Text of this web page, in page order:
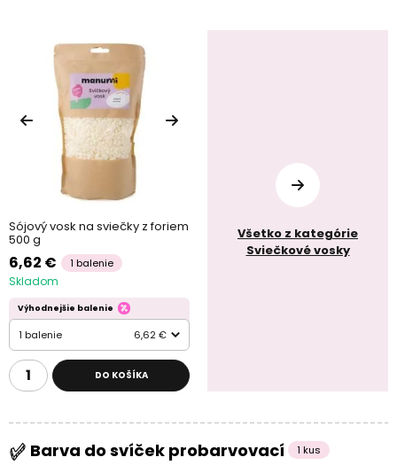
Sójový vosk na sviečky z foriem
500 g
6,62 € 1 balenie
Skladom
Výhodnejšie balenie
1 balenie 6,62 €
DO KOŠÍKA
Všetko z kategórie
Sviečkové vosky
Barva do svíček probarvovací 1 kus